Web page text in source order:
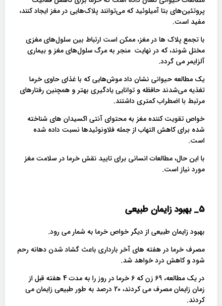
پروتئین‌های بتا آمیلوئید که می‌توانند پلاک‌هایی در مغز ایجاد کنند،
مفید است.
با تجمع پلاک ها در مغز، ممکن است ارتباط بین سلول‌های مغزی
مختل شوند، که در نهایت منجر به مرگ سلول‌های مغز و بیماری
آلزایمر می گردد.
یک مطالعه حیوانی نشان داد موش‌هایی که با غذای حاوی خرما
تغذیه می‌شدند حافظه و توانایی یادگیری بهتر و همچنین رفتارهای
مرتبط با اضطراب کمتری داشتند.
خواص تقویت کننده مغز به محتوای آنتی اکسیدان های شناخته
شده برای کاهش التهاب از جمله فلاونوئیدها نسبت داده شده
است.
با این حال، مطالعات انسانی برای تایید نقش خرما در سلامت مغز
مورد نیاز است.
5_ بهبود زایمان طبیعی
بهبود زایمان طبیعی از دیگر خواص خرما به شمار می رود.
مصرف خرما در هفته های آخر بارداری باعث گشاد شدن دهانه رحم
شود و کاهش درد خواهد شد.
در یک مطالعه، 69 زن که 6 خرما در روز را به مدت 4 هفته قبل از
زمان زایمان مصرف می کردند، 20 درصد به طور طبیعی زایمان می
کردند.